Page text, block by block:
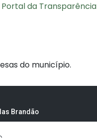
Portal da Transparência
do município.